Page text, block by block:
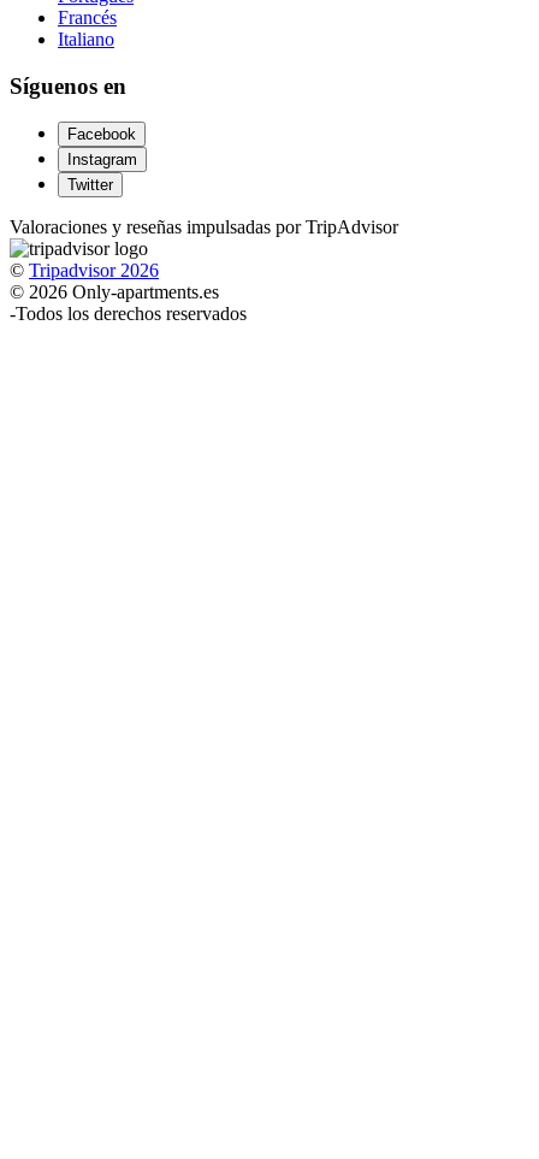
Francés
Italiano
Síguenos en
Facebook
Instagram
Twitter
Valoraciones y reseñas impulsadas por TripAdvisor
© Tripadvisor 2026
© 2026 Only-apartments.es
-Todos los derechos reservados